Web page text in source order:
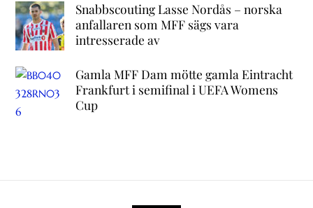
Snabbscouting Lasse Nordås – norska
anfallaren som MFF sägs vara
intresserade av
Gamla MFF Dam mötte gamla Eintracht
Frankfurt i semifinal i UEFA Womens
Cup